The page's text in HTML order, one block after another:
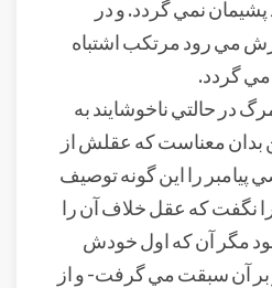
نمي گردد. و در
مي رود مرتکب اشتباه
گردد.
در حالتي ناخوشايند به
معناست که عقلش از
را اين گونه توصيف
نگفت که عقل خلاف آن را
مگر آن که اول خودش
آن سبقت مي گرفت- و از